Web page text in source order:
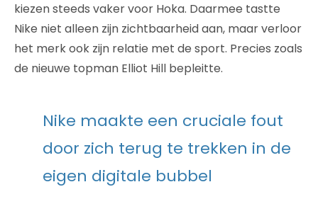
kiezen steeds vaker voor Hoka. Daarmee tastte
Nike niet alleen zijn zichtbaarheid aan, maar verloor
het merk ook zijn relatie met de sport. Precies zoals
de nieuwe topman Elliot Hill bepleitte.
Nike maakte een cruciale fout
door zich terug te trekken in de
eigen digitale bubbel